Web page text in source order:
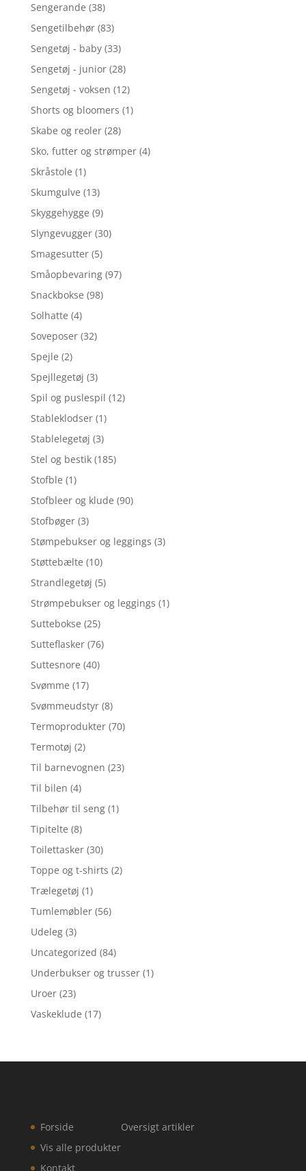
Sengerande (38)
Sengetilbehør (83)
Sengetøj - baby (33)
Sengetøj - junior (28)
Sengetøj - voksen (12)
Shorts og bloomers (1)
Skabe og reoler (28)
Sko, futter og strømper (4)
Skråstole (1)
Skumgulve (13)
Skyggehygge (9)
Slyngevugger (30)
Smagesutter (5)
Småopbevaring (97)
Snackbokse (98)
Solhatte (4)
Soveposer (32)
Spejle (2)
Spejllegetøj (3)
Spil og puslespil (12)
Stableklodser (1)
Stablelegetøj (3)
Stel og bestik (185)
Stofble (1)
Stofbleer og klude (90)
Stofbøger (3)
Stømpebukser og leggings (3)
Støttebælte (10)
Strandlegetøj (5)
Strømpebukser og leggings (1)
Suttebokse (25)
Sutteflasker (76)
Suttesnore (40)
Svømme (17)
Svømmeudstyr (8)
Termoprodukter (70)
Termotøj (2)
Til barnevognen (23)
Til bilen (4)
Tilbehør til seng (1)
Tipitelte (8)
Toilettasker (30)
Toppe og t-shirts (2)
Trælegetøj (1)
Tumlemøbler (56)
Udeleg (3)
Uncategorized (84)
Underbukser og trusser (1)
Uroer (23)
Vaskeklude (17)
Forside
Vis alle produkter
Kontakt
Oversigt artikler